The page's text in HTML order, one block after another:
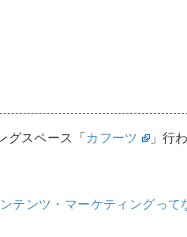
グスペース「 カフーツ
」行
テンツ・マーケティングって